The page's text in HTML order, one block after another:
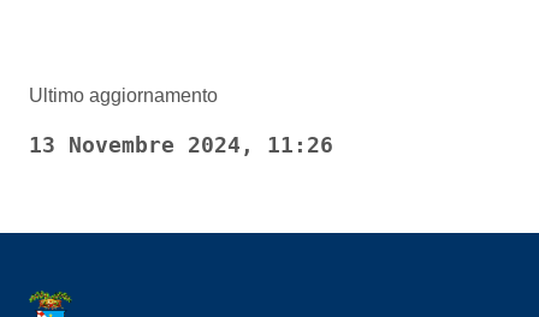
Ultimo aggiornamento
13 Novembre 2024, 11:26